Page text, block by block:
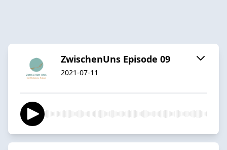
ZwischenUns Episode 09
2021-07-11